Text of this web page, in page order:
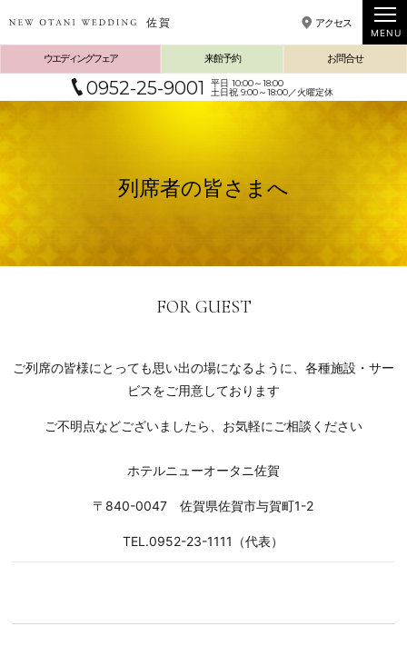
佐賀 アクセス
ウエディングフェア 来館予約 お問合せ
0952-25-9001
平日 10:00～18:00
土日祝 9:00～18:00／火曜定休
列席者の皆さまへ
FOR GUEST
ご列席の皆様にとっても思い出の場になるように、各種施設・サー
ビスをご用意しております
ご不明点などございましたら、お気軽にご相談ください
ホテルニューオータニ佐賀
〒840-0047 佐賀県佐賀市与賀町1-2
TEL.0952-23-1111（代表）